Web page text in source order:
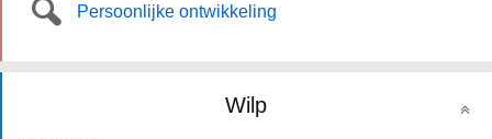
Persoonlijke ontwikkeling
Wilp